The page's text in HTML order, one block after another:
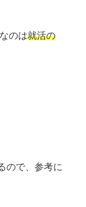
のは就活の
ので、参考に